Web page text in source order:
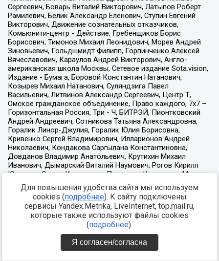
Для повышения удобства сайта мы используем
cookies (подробнее). К сайту подключены
сервисы Yandex.Metrika, LiveInternet, top.mail.ru,
которые также используют файлы cookies
(подробнее).
Я согласен/согласна